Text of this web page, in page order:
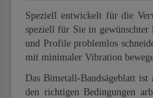
Speziell entwickelt für die
speziell für Sie in gewünschter
und Profile problemlos
mit minimaler Vibration
Das Bimetall-Bandsägeblatt
den richtigen Bedingungen